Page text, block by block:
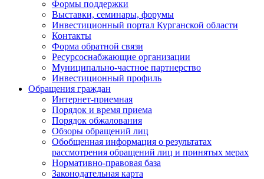
Формы поддержки
Выставки, семинары, форумы
Инвестиционный портал Курганской области
Контакты
Форма обратной связи
Ресурсоснабжающие организации
Муниципально-частное партнерство
Инвестиционный профиль
Обращения граждан
Интернет-приемная
Порядок и время приема
Порядок обжалования
Обзоры обращений лиц
Обобщенная информация о результатах
рассмотрения обращений лиц и принятых мерах
Нормативно-правовая база
Законодательная карта